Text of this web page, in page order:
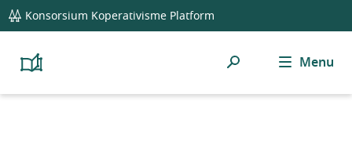
global
navigation
Konsorsium Koperativisme Platform
Platform
Resource
Cari Menu